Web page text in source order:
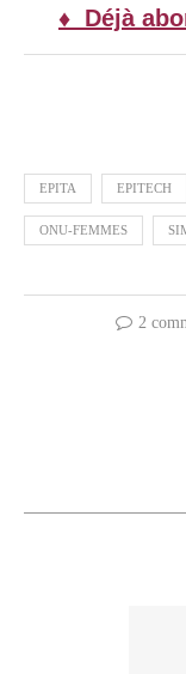
♦ Déjà
EPITA EPITECH
ONU-FEMMES
2